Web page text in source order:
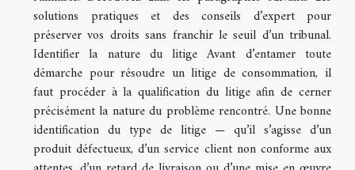
solutions pratiques et des conseils d’expert pour
préserver vos droits sans franchir le seuil d’un tribunal.
Identifier la nature du litige Avant d’entamer toute
démarche pour résoudre un litige de consommation, il
faut procéder à la qualification du litige afin de cerner
précisément la nature du problème rencontré. Une bonne
identification du type de litige — qu’il s’agisse d’un
produit défectueux, d’un service client non conforme aux